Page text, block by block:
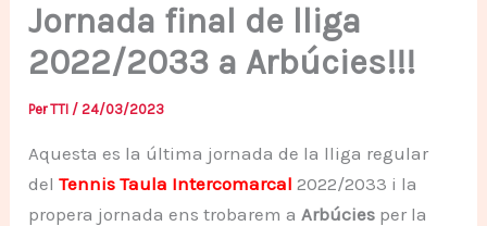
Jornada final de lliga
2022/2033 a Arbúcies!!!
Per TTI /24/03/2023
Aquesta es la última jornada de la lliga regular
delTennis Taula Intercomarcal 2022/2033 i la
propera jornada ens trobarem a Arbúcies per la